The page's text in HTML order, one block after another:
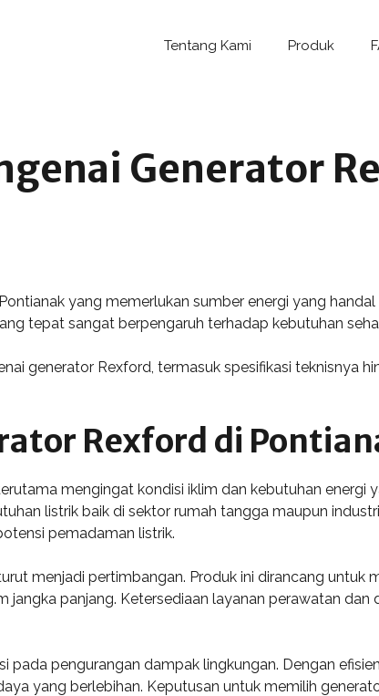
Tentang Kami Produk
Generator
yang memerlukan sumber energi yang
tepat sangat berpengaruh terhadap kebutuhan
generator Rexford, termasuk spesifikasi teknisnya
Rexford di
mengingat kondisi iklim dan kebutuhan energi
listrik baik di sektor rumah tangga maupun
pemadaman listrik.
menjadi pertimbangan. Produk ini dirancang untuk
panjang. Ketersediaan layanan perawatan dan
pengurangan dampak lingkungan. Dengan
yang berlebihan. Keputusan untuk memilih